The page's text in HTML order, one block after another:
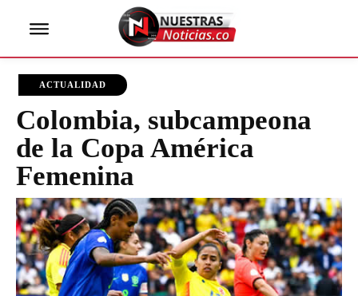
ACTUALIDAD
Colombia, subcampeona
de la Copa América
Femenina